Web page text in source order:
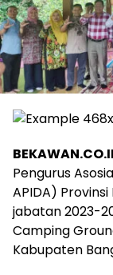
Pengurus
APIDA)
jabatan 2023-
Camping
Kabupaten